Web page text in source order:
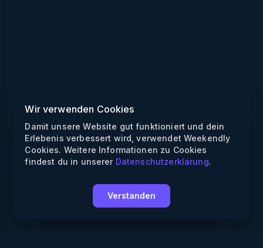
Wir verwenden Cookies
Damit unsere Website gut funktioniert und dein
Erlebenis verbessert wird, verwendet Weekendly
Cookies. Weitere Informationen zu Cookies
findest du in unserer Datenschutzerklärung.
Verstanden